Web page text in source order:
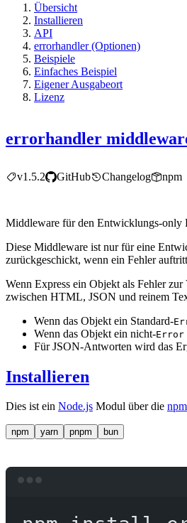
errorhandler
v1.5.2 GitHub Changelog npm
Middleware für den Entwicklungs-only
Diese Middleware ist nur für eine
zurückgeschickt, wenn ein Fehler
Wenn Express ein Objekt als Fehler
zwischen HTML, JSON und reinem
Wenn das Objekt ein Standard-
Wenn das Objekt ein nicht-Error
Für JSON-Antworten wird das
Installieren
Dies ist ein Node.js Modul über die
npm yarn pnpm bun
Übersicht
Installieren
API
errorhandler (Optionen)
Beispiele
Einfaches Beispiel
Eigener Ausgabeort
Lizenz